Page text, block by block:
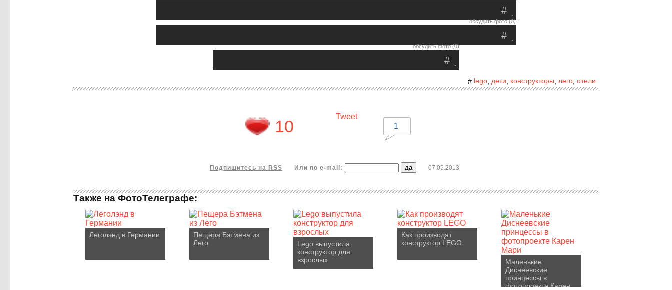
.
#
обсудить фото (0)
.
#
обсудить фото (0)
.
#
# lego дети конструкторы лего отели
10
Tweet
1
Подпишитесь на RSS Или по e-mail: 07.05.2013
Также на ФотоТелеграфе:
Леголэнд в Германии
Пещера Бэтмена из
Лего
Lego выпустила
конструктор для
взрослых
Как производят
конструктор LEGO
Маленькие
Диснеевские
принцессы в
фотопроекте Карен